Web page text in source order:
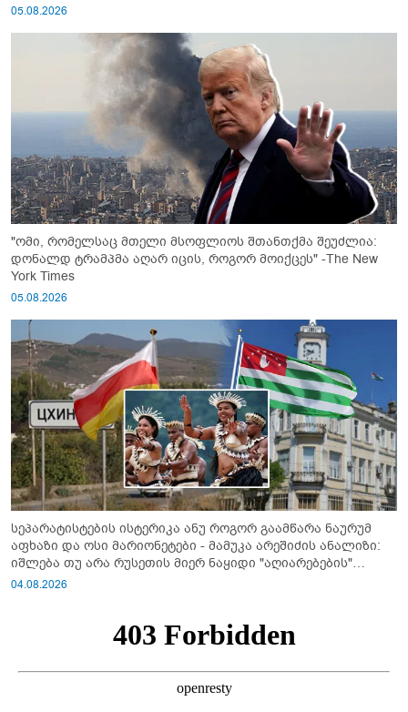
05.08.2026
"ომი, რომელსაც მთელი მსოფლიოს შთანთქმა შეუძლია:
დონალდ ტრამპმა აღარ იცის, როგორ მოიქცეს" -The New
York Times
05.08.2026
სეპარატისტების ისტერიკა ანუ როგორ გაამწარა ნაურუმ
აფხაზი და ოსი მარიონეტები - მამუკა არეშიძის ანალიზი:
იშლება თუ არა რუსეთის მიერ ნაყიდი "აღიარებების"
სისტემა?!
04.08.2026